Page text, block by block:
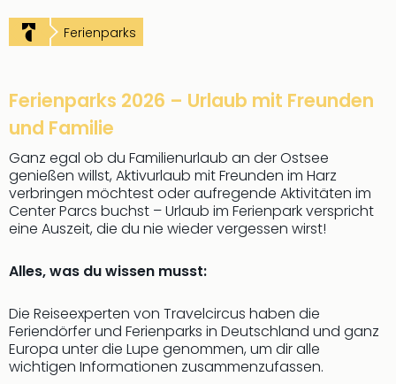
Ferienparks
Ferienparks 2026 – Urlaub mit Freunden
und Familie
Ganz egal ob du Familienurlaub an der Ostsee
genießen willst, Aktivurlaub mit Freunden im Harz
verbringen möchtest oder aufregende Aktivitäten im
Center Parcs buchst – Urlaub im Ferienpark verspricht
eine Auszeit, die du nie wieder vergessen wirst!
Alles, was du wissen musst:
Die Reiseexperten von Travelcircus haben die
Feriendörfer und Ferienparks in Deutschland und ganz
Europa unter die Lupe genommen, um dir alle
wichtigen Informationen zusammenzufassen.